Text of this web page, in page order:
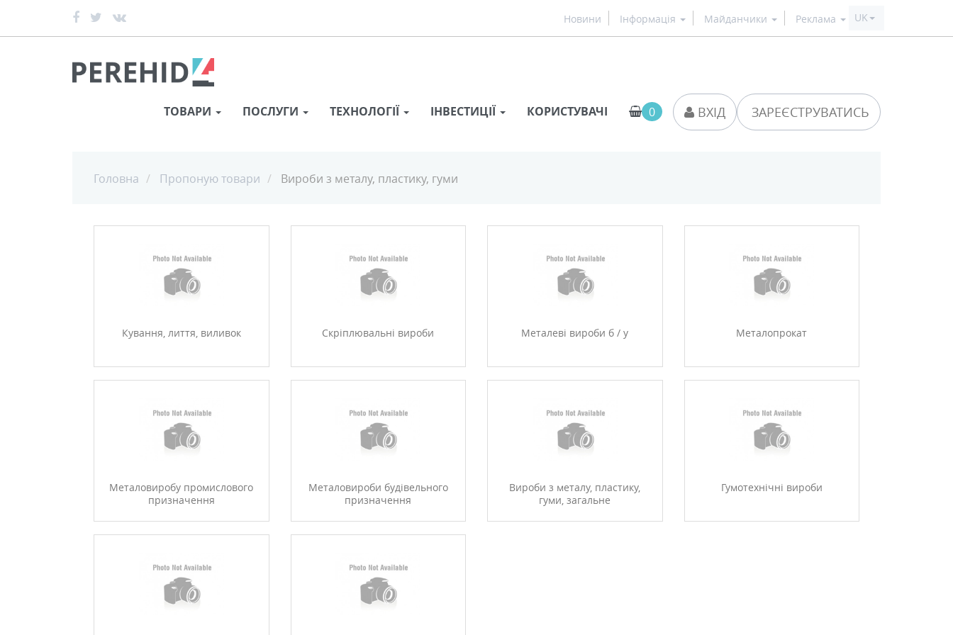
Новини Інформація Майданчики Реклама
ТОВАРИ ПОСЛУГИ ТЕХНОЛОГІЇ ІНВЕСТИЦІЇ КОРИСТУВАЧІ 0 ВХІД ЗАРЕЄСТРУВАТИСЬ
Головна Пропоную товари Вироби з металу, пластику, гуми
Кування, лиття, виливок Скріплювальні вироби Металеві вироби б / у Металопрокат
Металовиробу промислового
призначення
Металовироби будівельного
призначення
Вироби з металу, пластику,
гуми, загальне
Гумотехнічні вироби